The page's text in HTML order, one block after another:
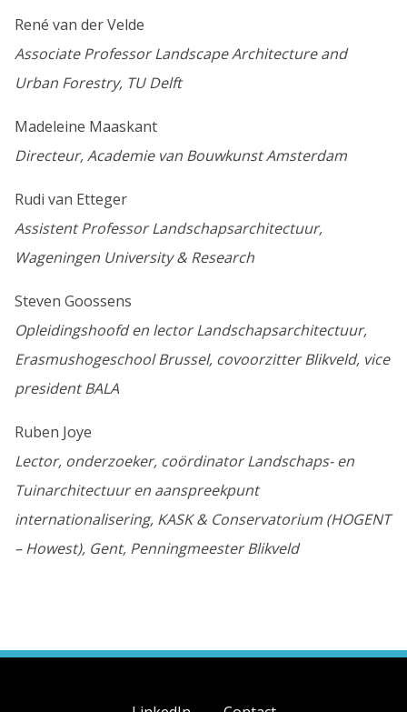
René van der Velde
Associate Professor Landscape Architecture and
Urban Forestry, TU Delft
Madeleine Maaskant
Directeur, Academie van Bouwkunst Amsterdam
Rudi van Etteger
Assistent Professor Landschapsarchitectuur,
Wageningen University & Research
Steven Goossens
Opleidingshoofd en lector Landschapsarchitectuur,
Erasmushogeschool Brussel, covoorzitter Blikveld, vice
president BALA
Ruben Joye
Lector, onderzoeker, coördinator Landschaps- en
Tuinarchitectuur en aanspreekpunt
internationalisering, KASK & Conservatorium (HOGENT
– Howest), Gent, Penningmeester Blikveld